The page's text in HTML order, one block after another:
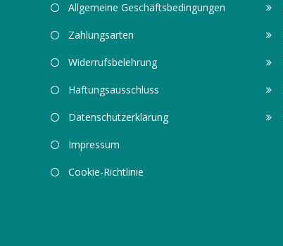
Allgemeine Geschäftsbedingungen
Zahlungsarten
Widerrufsbelehrung
Haftungsausschluss
Datenschutzerklärung
Impressum
Cookie-Richtlinie